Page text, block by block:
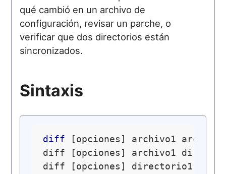
qué cambió en un archivo de
configuración, revisar un parche, o
verificar que dos directorios están
sincronizados.
Sintaxis
diff [opciones] archivo1 archivo2
diff [opciones] archivo1